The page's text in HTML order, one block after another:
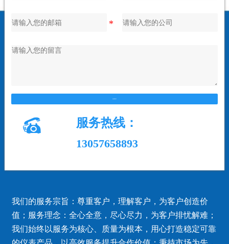
 服务热线：
13057658893
我们的服务宗旨：尊重客户，理解客户，为客户创造价
值；服务理念：全心全意，尽心尽力，为客户排忧解难；
我们始终以服务为核心、质量为根本，用心打造稳定可靠